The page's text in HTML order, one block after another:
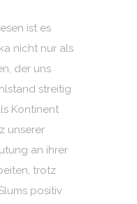
ist es
nicht nur als
der uns
streitig
Kontinent
unserer
an ihrer
trotz
positiv